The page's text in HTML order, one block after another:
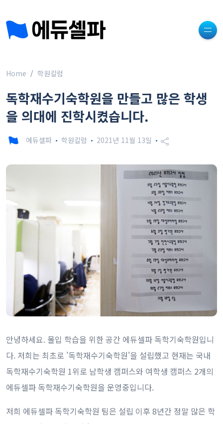
Home 학원칼럼
독학재수기숙학원을 만들고 많은 학생
을 의대에 진학시켰습니다.
에듀셀파 학원칼럼 2021년 11월 13일
안녕하세요. 몰입 학습을 위한 공간 에듀셀파 독학기숙학원입니
다. 저희는 최초로 '독학재수기숙학원'을 설립했고 현재는 국내
독학재수기숙학원 1위로 남학생 캠퍼스와 여학생 캠퍼스 2개의
에듀셀파 독학재수기숙학원을 운영중입니다.
저희 에듀셀파 독학기숙학원 팀은 설립 이후 8년간 정말 많은 학